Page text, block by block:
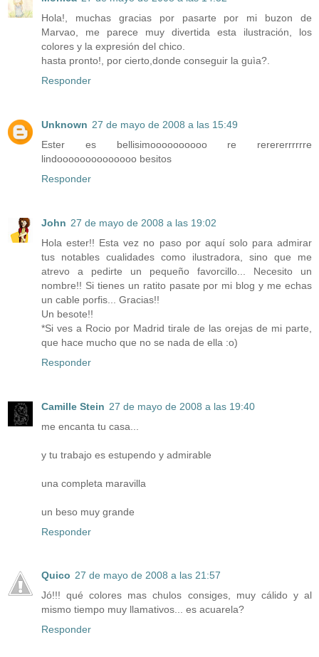
Hola!, muchas gracias por pasarte por mi buzon de
Marvao, me parece muy divertida esta ilustración, los
colores y la expresión del chico.
hasta pronto!, por cierto,donde conseguir la guìa?.
Responder
Unknown 27 de mayo de 2008 a las 15:49
Ester es bellisimoooooooooo re rerererrrrrre
lindoooooooooooooo besitos
Responder
John 27 de mayo de 2008 a las 19:02
Hola ester!! Esta vez no paso por aquí solo para admirar
tus notables cualidades como ilustradora, sino que me
atrevo a pedirte un pequeño favorcillo... Necesito un
nombre!! Si tienes un ratito pasate por mi blog y me echas
un cable porfis... Gracias!!
Un besote!!
*Si ves a Rocio por Madrid tirale de las orejas de mi parte,
que hace mucho que no se nada de ella :o)
Responder
Camille Stein 27 de mayo de 2008 a las 19:40
me encanta tu casa...
y tu trabajo es estupendo y admirable
una completa maravilla
un beso muy grande
Responder
Quico 27 de mayo de 2008 a las 21:57
Jó!!! qué colores mas chulos consiges, muy cálido y al
mismo tiempo muy llamativos... es acuarela?
Responder